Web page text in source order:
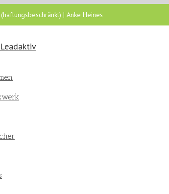
(haftungsbeschränkt) | Anke Heines